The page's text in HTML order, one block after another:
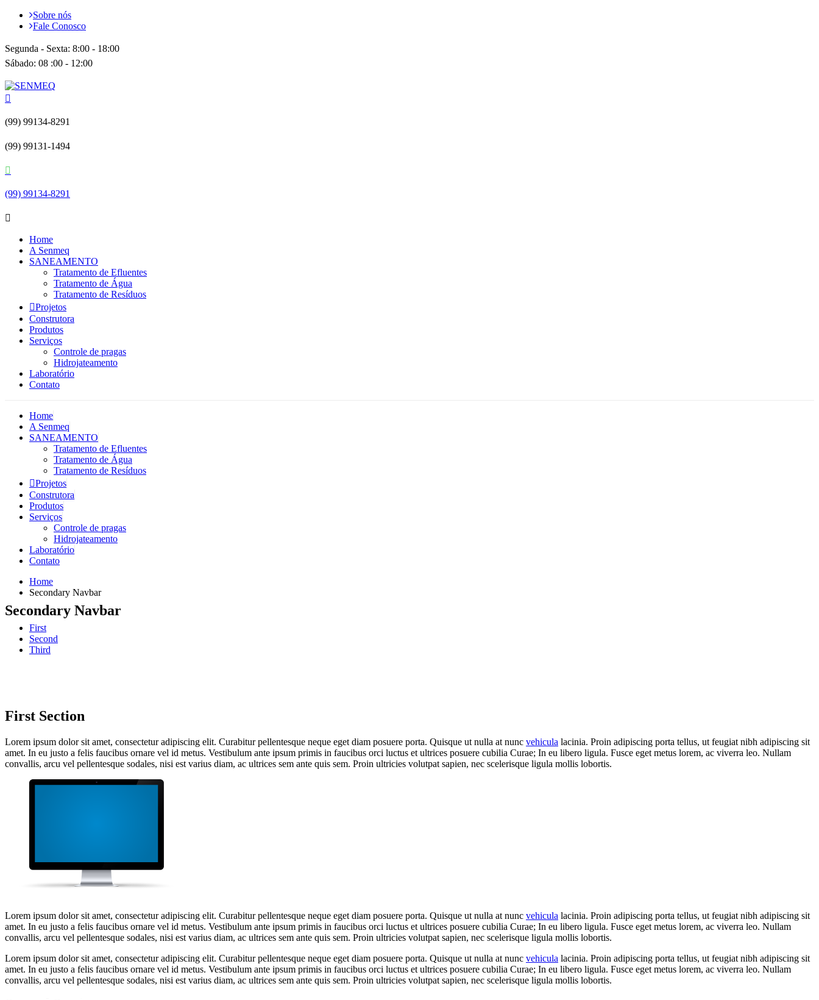
Sobre nós
Fale Conosco
Segunda - Sexta: 8:00 - 18:00
Sábado: 08 :00 - 12:00
(99) 99134-8291
(99) 99131-1494
(99) 99134-8291
Home
A Senmeq
SANEAMENTO
Tratamento de Efluentes
Tratamento de Água
Tratamento de Resíduos
Projetos
Construtora
Produtos
Serviços
Controle de pragas
Hidrojateamento
Laboratório
Contato
Home
A Senmeq
SANEAMENTO
Tratamento de Efluentes
Tratamento de Água
Tratamento de Resíduos
Projetos
Construtora
Produtos
Serviços
Controle de pragas
Hidrojateamento
Laboratório
Contato
Home
Secondary Navbar
Secondary Navbar
First
Second
Third
First Section
Lorem ipsum dolor sit amet, consectetur adipiscing elit. Curabitur pellentesque neque eget diam posuere porta. Quisque ut nulla at nunc vehicula lacinia. Proin adipiscing porta tellus, ut feugiat nibh adipiscing sit
amet. In eu justo a felis faucibus ornare vel id metus. Vestibulum ante ipsum primis in faucibus orci luctus et ultrices posuere cubilia Curae; In eu libero ligula. Fusce eget metus lorem, ac viverra leo. Nullam
convallis, arcu vel pellentesque sodales, nisi est varius diam, ac ultrices sem ante quis sem. Proin ultricies volutpat sapien, nec scelerisque ligula mollis lobortis.
Lorem ipsum dolor sit amet, consectetur adipiscing elit. Curabitur pellentesque neque eget diam posuere porta. Quisque ut nulla at nunc vehicula lacinia. Proin adipiscing porta tellus, ut feugiat nibh adipiscing sit
amet. In eu justo a felis faucibus ornare vel id metus. Vestibulum ante ipsum primis in faucibus orci luctus et ultrices posuere cubilia Curae; In eu libero ligula. Fusce eget metus lorem, ac viverra leo. Nullam
convallis, arcu vel pellentesque sodales, nisi est varius diam, ac ultrices sem ante quis sem. Proin ultricies volutpat sapien, nec scelerisque ligula mollis lobortis.
Lorem ipsum dolor sit amet, consectetur adipiscing elit. Curabitur pellentesque neque eget diam posuere porta. Quisque ut nulla at nunc vehicula lacinia. Proin adipiscing porta tellus, ut feugiat nibh adipiscing sit
amet. In eu justo a felis faucibus ornare vel id metus. Vestibulum ante ipsum primis in faucibus orci luctus et ultrices posuere cubilia Curae; In eu libero ligula. Fusce eget metus lorem, ac viverra leo. Nullam
convallis, arcu vel pellentesque sodales, nisi est varius diam, ac ultrices sem ante quis sem. Proin ultricies volutpat sapien, nec scelerisque ligula mollis lobortis.